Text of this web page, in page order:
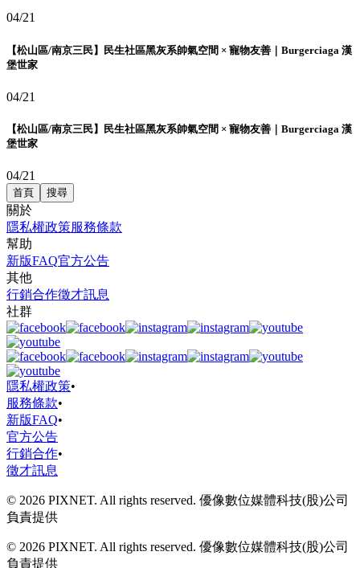
04/21
【松山區/南京三民】民生社區黑灰系帥氣空間 × 寵物友善｜Burgerciaga 漢
堡世家
04/21
【松山區/南京三民】民生社區黑灰系帥氣空間 × 寵物友善｜Burgerciaga 漢
堡世家
04/21
首頁 搜尋
關於
隱私權政策服務條款
幫助
新版FAQ官方公告
其他
行銷合作徵才訊息
社群
隱私權政策•
服務條款•
新版FAQ•
官方公告
行銷合作•
徵才訊息
© 2026 PIXNET. All rights reserved. 優像數位媒體科技(股)公司
負責提供
© 2026 PIXNET. All rights reserved. 優像數位媒體科技(股)公司
負責提供